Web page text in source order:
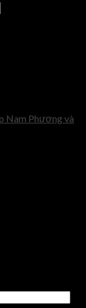
Nam Phương và